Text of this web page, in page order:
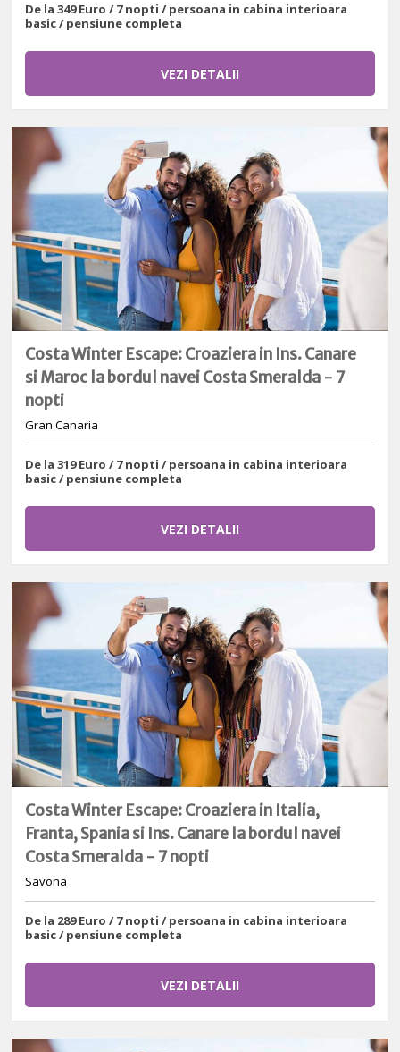
De la 349 Euro / 7 nopti / persoana in cabina interioara
basic / pensiune completa
VEZI DETALII
Costa Winter Escape: Croaziera in Ins. Canare
si Maroc la bordul navei Costa Smeralda - 7
nopti
Gran Canaria
De la 319 Euro / 7 nopti / persoana in cabina interioara
basic / pensiune completa
VEZI DETALII
Costa Winter Escape: Croaziera in Italia,
Franta, Spania si Ins. Canare la bordul navei
Costa Smeralda - 7 nopti
Savona
De la 289 Euro / 7 nopti / persoana in cabina interioara
basic / pensiune completa
VEZI DETALII